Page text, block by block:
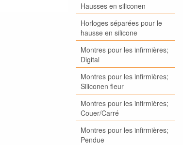
Hausses en siliconen
Horloges séparées pour le
hausse en silicone
Montres pour les infirmières;
Digital
Montres pour les infirmières;
Siliconen fleur
Montres pour les infirmières;
Couer/Carré
Montres pour les infirmières;
Pendue